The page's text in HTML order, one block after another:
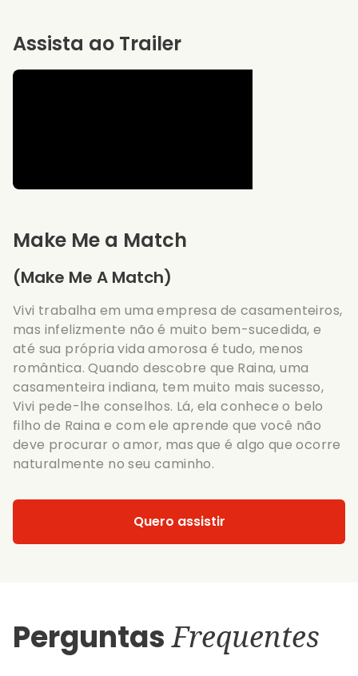
Make Me a Match
(Make Me A Match)
Vivi trabalha em uma empresa de casamenteiros,
mas infelizmente não é muito bem-sucedida, e
até sua própria vida amorosa é tudo, menos
romântica. Quando descobre que Raina, uma
casamenteira indiana, tem muito mais sucesso,
Vivi pede-lhe conselhos. Lá, ela conhece o belo
filho de Raina e com ele aprende que você não
deve procurar o amor, mas que é algo que ocorre
naturalmente no seu caminho.
Quero assistir
Assista ao Trailer
PerguntasFrequentes